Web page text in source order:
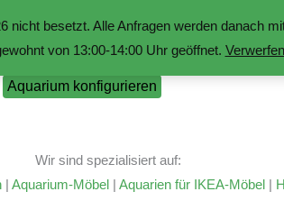
besetzt. Alle Anfragen werden danach
von 13:00-14:00 Uhr geöffnet. Verwerfen
Aquarium konfigurieren
Wir sind spezialisiert auf:
| Aquarium-Möbel | Aquarien für IKEA-Möbel |